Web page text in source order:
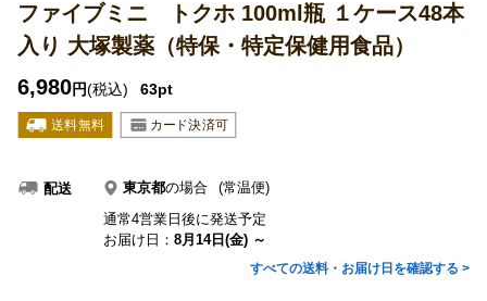
ファイブミニ トクホ 100ml瓶 １ケース48本
入り 大塚製薬（特保・特定保健用食品）
6,980円(税込) 63pt
配送 東京都の場合
(常温便)
通常4営業日後に発送予定
お届け日： 8月14日(金) ～
すべての送料・お届け日を確認する >